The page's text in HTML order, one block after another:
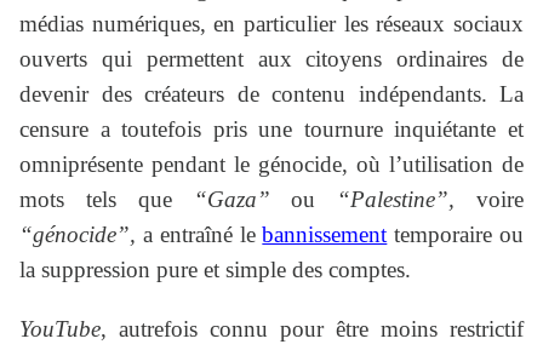
médias numériques, en particulier les réseaux sociaux
ouverts qui permettent aux citoyens ordinaires de
devenir des créateurs de contenu indépendants. La
censure a toutefois pris une tournure inquiétante et
omniprésente pendant le génocide, où l’utilisation de
mots tels que
“Gaza” ou “Palestine”, voire
“génocide”, a entraîné lebannissement temporaire ou
la suppression pure et simple des comptes.
YouTube, autrefois connu pour être moins restrictif